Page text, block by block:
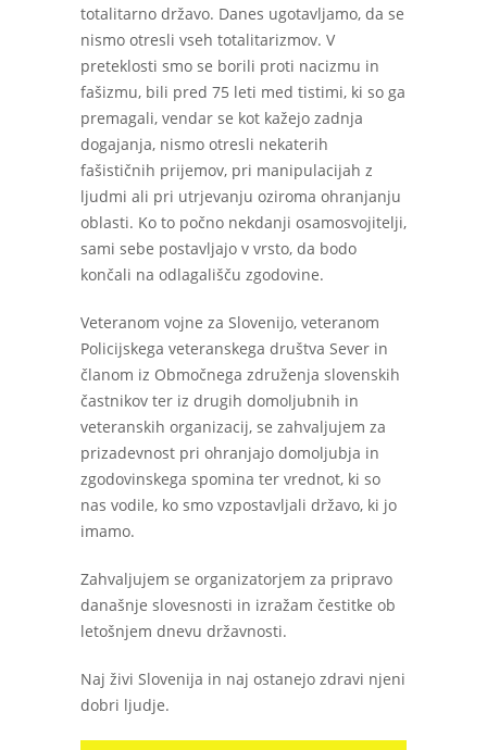
totalitarno državo. Danes ugotavljamo, da se
nismo otresli vseh totalitarizmov. V
preteklosti smo se borili proti nacizmu in
fašizmu, bili pred 75 leti med tistimi, ki so ga
premagali, vendar se kot kažejo zadnja
dogajanja, nismo otresli nekaterih
fašističnih prijemov, pri manipulacijah z
ljudmi ali pri utrjevanju oziroma ohranjanju
oblasti. Ko to počno nekdanji osamosvojitelji,
sami sebe postavljajo v vrsto, da bodo
končali na odlagališču zgodovine.
Veteranom vojne za Slovenijo, veteranom
Policijskega veteranskega društva Sever in
članom iz Območnega združenja slovenskih
častnikov ter iz drugih domoljubnih in
veteranskih organizacij, se zahvaljujem za
prizadevnost pri ohranjajo domoljubja in
zgodovinskega spomina ter vrednot, ki so
nas vodile, ko smo vzpostavljali državo, ki jo
imamo.
Zahvaljujem se organizatorjem za pripravo
današnje slovesnosti in izražam čestitke ob
letošnjem dnevu državnosti.
Naj živi Slovenija in naj ostanejo zdravi njeni
dobri ljudje.